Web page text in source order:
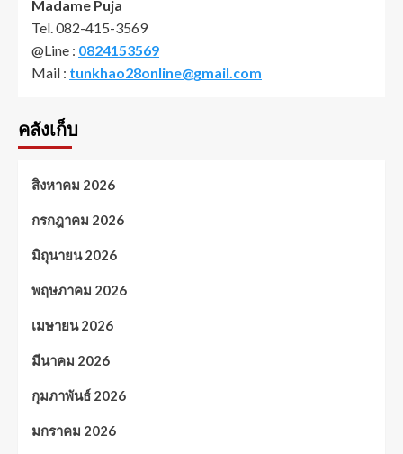
Madame Puja
Tel. 082-415-3569
@Line : 0824153569
Mail : tunkhao28online@gmail.com
คลังเก็บ
สิงหาคม 2026
กรกฎาคม 2026
มิถุนายน 2026
พฤษภาคม 2026
เมษายน 2026
มีนาคม 2026
กุมภาพันธ์ 2026
มกราคม 2026